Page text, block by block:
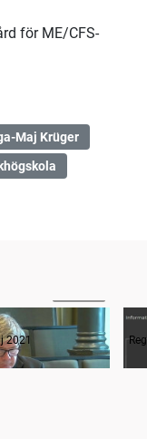
för ME/CFS-
Maj Krüger
2021